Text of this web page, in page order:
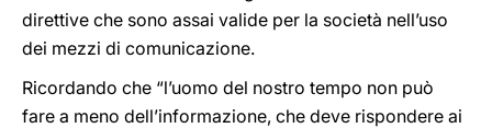
direttive che sono assai valide per la società nell’uso
dei mezzi di comunicazione.
Ricordando che “l’uomo del nostro tempo non può
fare a meno dell’informazione, che deve rispondere ai